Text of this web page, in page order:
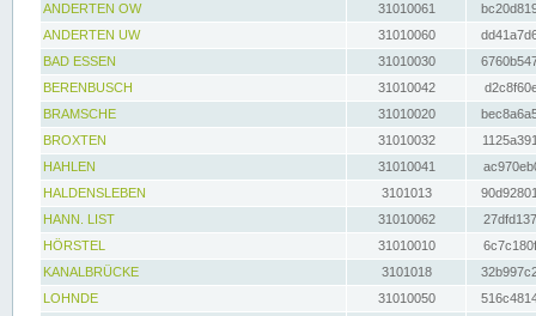
ANDERTEN OW
31010061
ANDERTEN UW
31010060
BAD ESSEN
31010030
BERENBUSCH
31010042
BRAMSCHE
31010020
BROXTEN
31010032
HAHLEN
31010041
HALDENSLEBEN
3101013
HANN. LIST
31010062
HÖRSTEL
31010010
KANALBRÜCKE
3101018
LOHNDE
31010050